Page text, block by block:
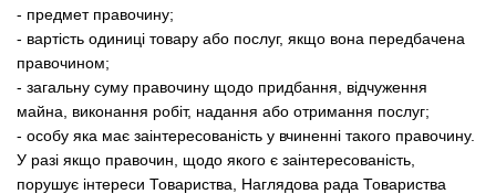
- предмет правочину;
- вартість одиниці товару або послуг, якщо вона передбачена
правочином;
- загальну суму правочину щодо придбання, відчуження
майна, виконання робіт, надання або отримання послуг;
- особу яка має заінтересованість у вчиненні такого правочину.
У разі якщо правочин, щодо якого є заінтересованість,
порушує інтереси Товариства, Наглядова рада Товариства